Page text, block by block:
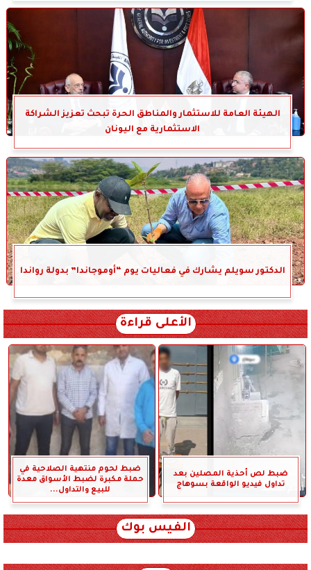
الهيئة العامة للاستثمار والمناطق الحرة تبحث تعزيز الشراكة
الاستثمارية مع اليونان
الدكتور سويلم يشارك في فعاليات يوم “أوموجاندا” بدولة رواندا
الأعلى قراءة
ضبط لص أحذية المصلين بعد
تداول فيديو الواقعة بسوهاج
ضبط لحوم منتهية الصلاحية في
حملة مكبرة لضبط الأسواق معدة
للبيع والتداول...
الفيس بوك